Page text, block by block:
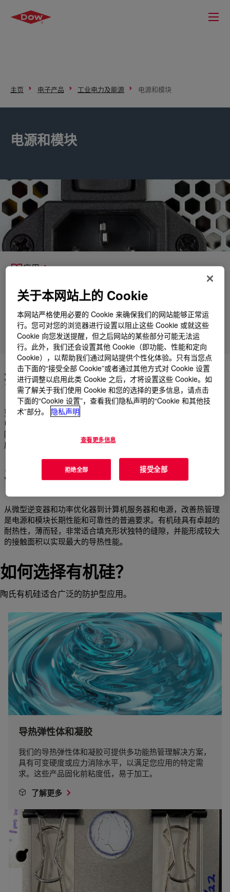
主页 电子产品 工业电力及能源 电源和模块
电源和模块
应用
产品
支持
产品组
打开电源并关闭热源
更高的电压输出、更高的功率密度和更快的切换速度是对需驱动
电源和模块的电子系统需要更先进的导热解决方案的热门趋势。
陶氏的导热有机硅可以帮助散热，并提高即使是功率最大的高密
度半导体的可靠性。
為什麼選擇有機矽？
从微型逆变器和功率优化器到计算机服务器和电源，改善热管理
是电源和模块长期性能和可靠性的普遍要求。有机硅具有卓越的
耐热性，薄而轻，非常适合填充形状独特的缝隙，并能形成较大
的接触面积以实现最大的导热性能。
如何选择有机硅？
陶氏有机硅适合广泛的防护型应用。
导热弹性体和凝胶
我们的导热弹性体和凝胶可提供多功能热管理解决方案，
具有可变硬度或应力消除水平，以满足您应用的特定需
求。这些产品固化前粘度低，易于加工。
了解更多
关于本网站上的 Cookie
本网站严格使用必要的 Cookie 来确保我们的网站能够正常运
行。您可对您的浏览器进行设置以阻止这些 Cookie 或就这些
Cookie 向您发送提醒，但之后网站的某些部分可能无法运
行。此外，我们还会设置其他 Cookie（即功能、性能和定向
Cookie），以帮助我们通过网站提供个性化体验。只有当您点
击下面的“接受全部 Cookie”或者通过其他方式对 Cookie 设置
进行调整以启用此类 Cookie 之后，才将设置这些 Cookie。如
需了解关于我们使用 Cookie 和您的选择的更多信息，请点击
下面的“Cookie 设置”，查看我们隐私声明的“Cookie 和其他技
术”部分。
隐私声明
查看更多信息
拒绝全部 接受全部